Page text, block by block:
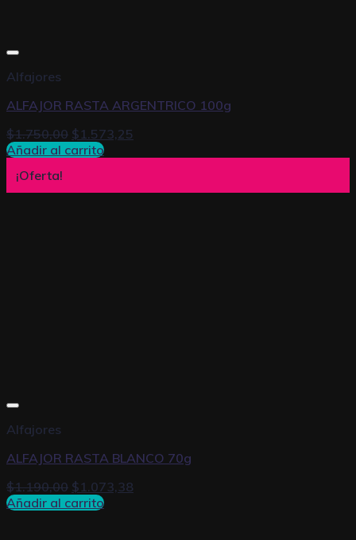
Alfajores
ALFAJOR RASTA ARGENTRICO 100g
$1.750,00 $ 1.573,25
Añadir al carrito
¡Oferta!
Alfajores
ALFAJOR RASTA BLANCO 70g
$1.190,00 $ 1.073,38
Añadir al carrito